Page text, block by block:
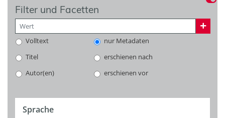
Filter und Facetten
Volltext
nur Metadaten
Titel
erschienen nach
Autor(en)
erschienen vor
Sprache